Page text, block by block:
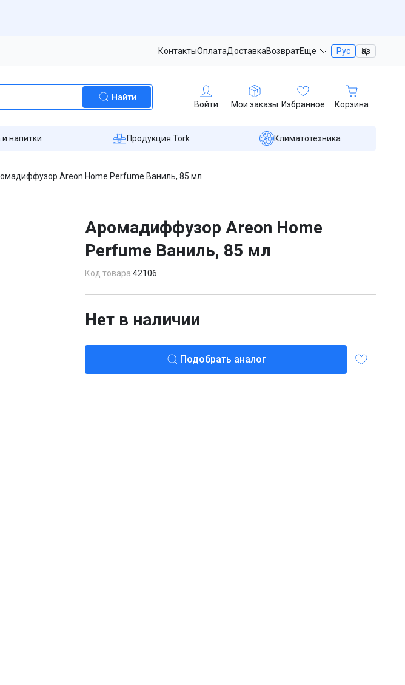
КонтактыОплатаДоставкаВозвратЕще Рус Қаз
Найти
Войти Мои заказы Избранное Корзина
напитки Продукция Tork Климатотехника
Areon Home Perfume Ваниль, 85 мл
Аромадиффузор Areon Home
Perfume Ваниль, 85 мл
Код товара:42106
Нет в наличии
Подобрать аналог